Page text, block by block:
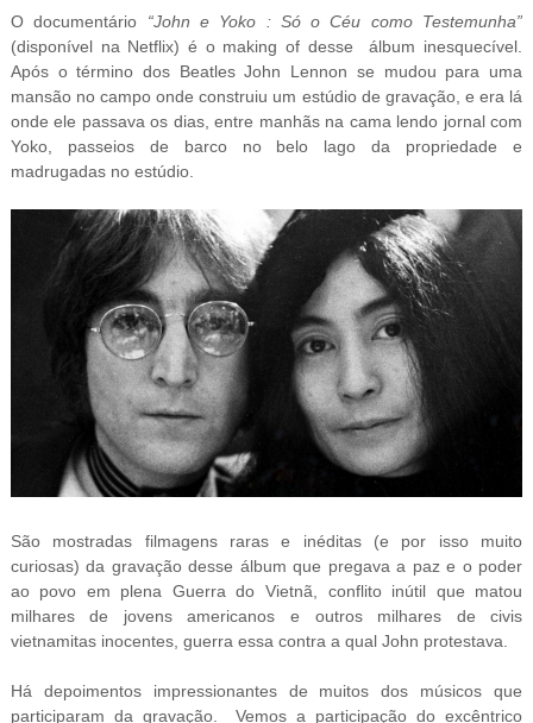
O documentário “John e Yoko : Só o Céu como Testemunha”
(disponível na Netflix) é o making of desse álbum inesquecível.
Após o término dos Beatles John Lennon se mudou para uma
mansão no campo onde construiu um estúdio de gravação, e era lá
onde ele passava os dias, entre manhãs na cama lendo jornal com
Yoko, passeios de barco no belo lago da propriedade e
madrugadas no estúdio.
São mostradas filmagens raras e inéditas (e por isso muito
curiosas) da gravação desse álbum que pregava a paz e o poder
ao povo em plena Guerra do Vietnã, conflito inútil que matou
milhares de jovens americanos e outros milhares de civis
vietnamitas inocentes, guerra essa contra a qual John protestava.
Há depoimentos impressionantes de muitos dos músicos que
participaram da gravação. Vemos a participação do excêntrico